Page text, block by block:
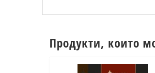
Продукти, които